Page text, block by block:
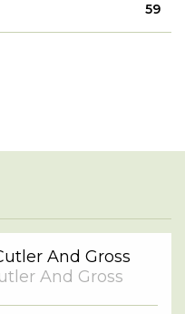
59
And Gross